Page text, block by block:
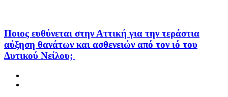
Ποιος ευθύνεται στην Αττική για την τεράστια
αύξηση θανάτων και ασθενειών από τον ιό του
Δυτικού Νείλου;